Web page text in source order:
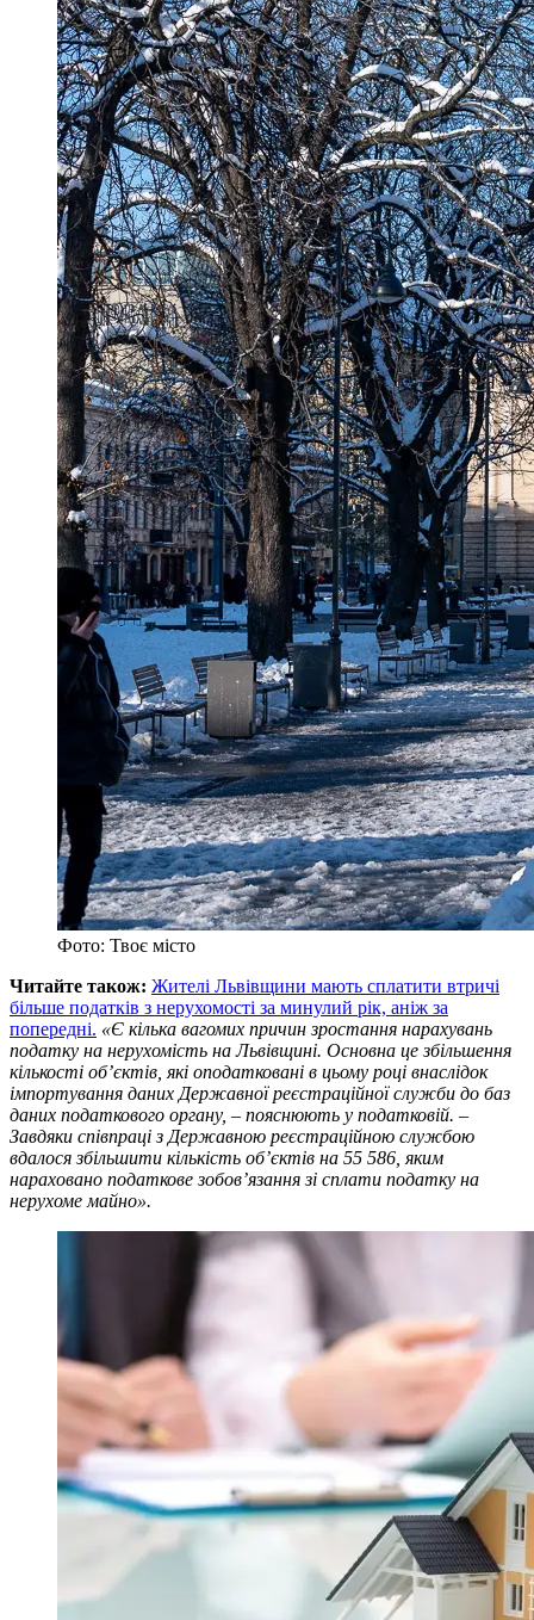
Фото: Твоє місто
Читайте також: Жителі Львівщини мають сплатити втричі
більше податків з нерухомості за минулий рік, аніж за
попередні. «Є кілька вагомих причин зростання нарахувань
податку на нерухомість на Львівщині. Основна це збільшення
кількості об’єктів, які оподатковані в цьому році внаслідок
імпортування даних Державної реєстраційної служби до баз
даних податкового органу, – пояснюють у податковій. –
Завдяки співпраці з Державною реєстраційною службою
вдалося збільшити кількість об’єктів на 55 586, яким
нараховано податкове зобов’язання зі сплати податку на
нерухоме майно».